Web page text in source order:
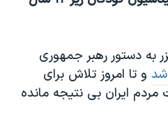
به دستور رهبر جمهوری
شد و تا امروز تلاش برای
ایران بی نتیجه مانده